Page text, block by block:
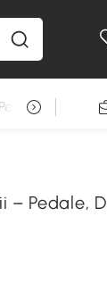
Pentru animale
– Pedale,